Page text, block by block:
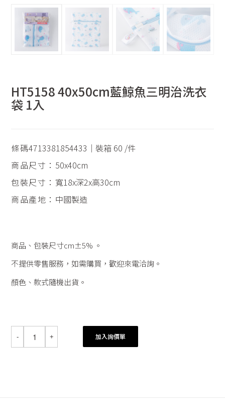
HT5158 40x50cm藍鯨魚三明治洗衣
袋 1入
條碼4713381854433｜裝箱 60 /件
商品尺寸： 50x40cm
包裝尺寸： 寬18x深2x高30cm
商品產地： 中國製造
商品、包裝尺寸cm±5% 。
不提供零售服務，如需購買，歡迎來電洽詢。
顏色、款式隨機出貨。
加入詢價單